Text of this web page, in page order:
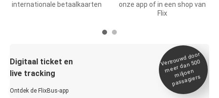
internationale betaalkaarten
onze app of in een shop van
Flix
Digitaal ticket en
live tracking
Ontdek de FlixBus-app
Vertrou
wd door
meer dan 500
miljoen
passagiers